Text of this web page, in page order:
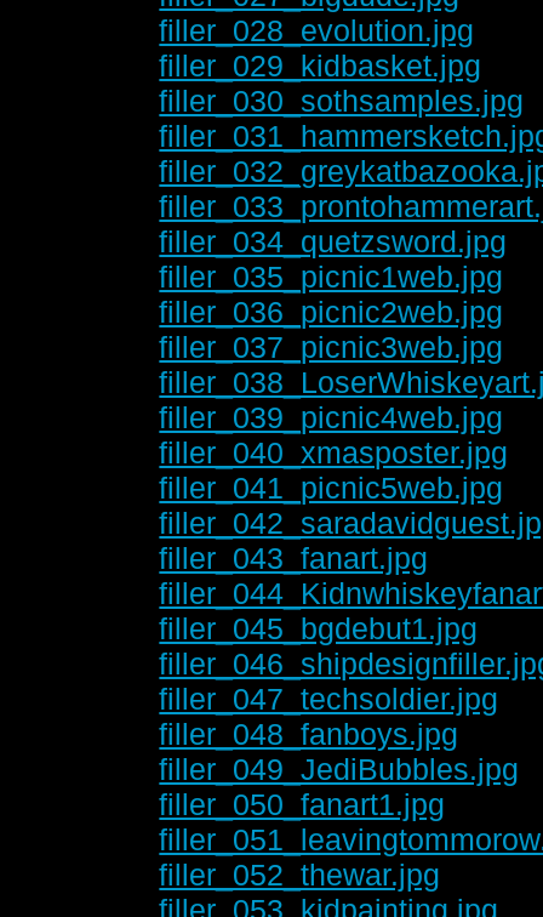
filler_028_evolution.jpg
filler_029_kidbasket.jpg
filler_030_sothsamples.jpg
filler_034_quetzsword.jpg
filler_035_picnic1web.jpg
filler_036_picnic2web.jpg
filler_037_picnic3web.jpg
filler_039_picnic4web.jpg
filler_040_xmasposter.jpg
filler_041_picnic5web.jpg
filler_043_fanart.jpg
filler_045_bgdebut1.jpg
filler_047_techsoldier.jpg
filler_048_fanboys.jpg
filler_049_JediBubbles.jpg
filler_050_fanart1.jpg
filler_052_thewar.jpg
filler_053_kidpainting.jpg